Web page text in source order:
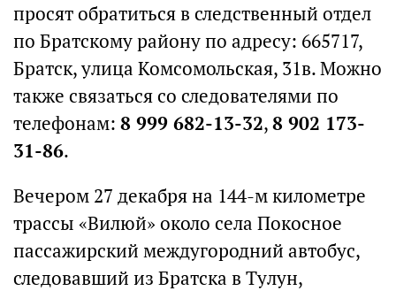
просят обратиться в следственный отдел
по Братскому району по адресу: 665717,
Братск, улица Комсомольская, 31в. Можно
также связаться со следователями по
телефонам: 8 999 682-13-32,8 902 173-
31-86.
Вечером 27 декабря на 144-м километре
трассы «Вилюй» около села Покосное
пассажирский междугородний автобус,
следовавший из Братска в Тулун,